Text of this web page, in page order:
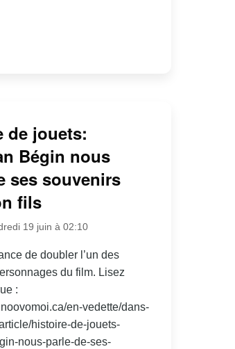
de jouets:
Bégin nous
ses souvenirs
fils
19 juin à 02:10
de doubler l’un des
du film. Lisez
:
en-vedette/dans-
histoire-de-jouets-
nous-parle-de-ses-